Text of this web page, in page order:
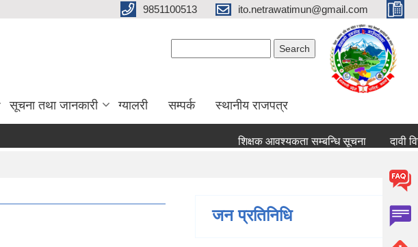
9851100513 ito.netrawatimun@gmail.com
सूचना तथा जानकारी ग्यालरी सम्पर्क स्थानीय राजपत्र
शिक्षक आवश्यकता सम्बन्धि सूचना दावी विरोध
जन प्रतिनिधि